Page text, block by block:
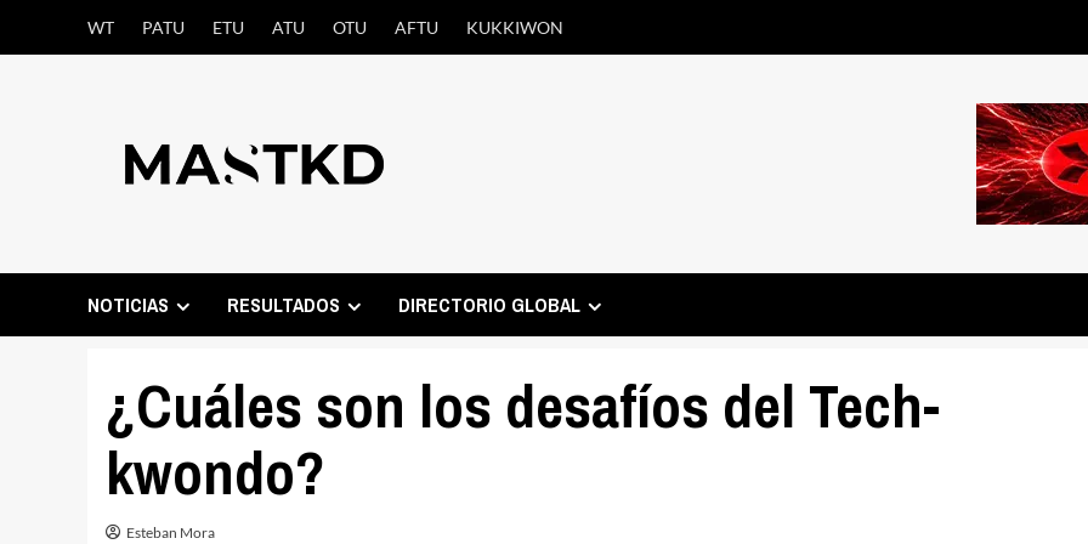
WT PATU ETU ATU OTU AFTU KUKKIWON
NOTICIAS RESULTADOS DIRECTORIO GLOBAL
¿Cuáles son los desafíos del Tech-
kwondo?
Esteban Mora